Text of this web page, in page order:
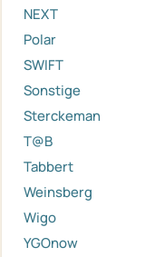
NEXT
Polar
SWIFT
Sonstige
Sterckeman
T@B
Tabbert
Weinsberg
Wigo
YGOnow